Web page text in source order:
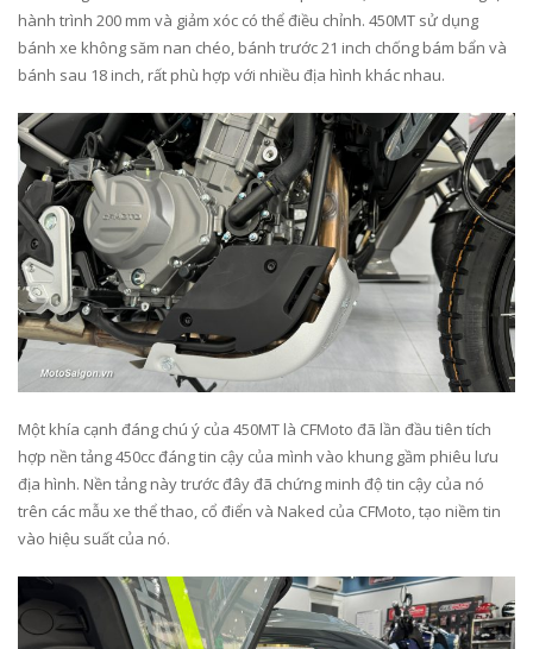
hành trình 200 mm và giảm xóc có thể điều chỉnh. 450MT sử dụng
bánh xe không săm nan chéo, bánh trước 21 inch chống bám bẩn và
bánh sau 18 inch, rất phù hợp với nhiều địa hình khác nhau.
Một khía cạnh đáng chú ý của 450MT là CFMoto đã lần đầu tiên tích
hợp nền tảng 450cc đáng tin cậy của mình vào khung gầm phiêu lưu
địa hình. Nền tảng này trước đây đã chứng minh độ tin cậy của nó
trên các mẫu xe thể thao, cổ điển và Naked của CFMoto, tạo niềm tin
vào hiệu suất của nó.